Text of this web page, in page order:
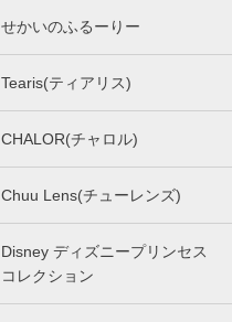
せかいのふるーりー
Tearis(ティアリス)
CHALOR(チャロル)
Chuu Lens(チューレンズ)
Disney ディズニープリンセス
コレクション